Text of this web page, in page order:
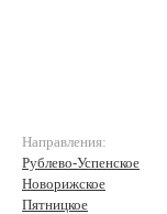
Направления:
Рублево-Успенское
Новорижское
Пятницкое